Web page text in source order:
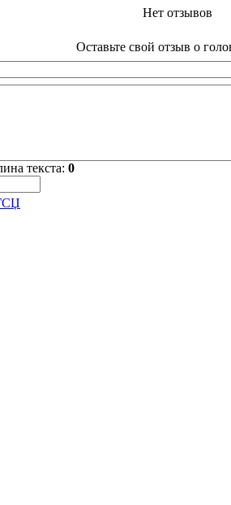
Нет отзывов
Оставьте свой отзыв о
текста: 0